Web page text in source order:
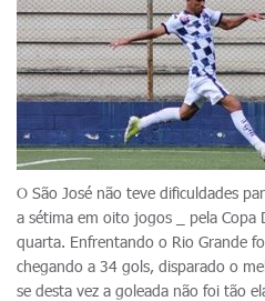
O São José não teve dificuldades
a sétima em oito jogos _ pela Copa
quarta. Enfrentando o Rio Grande
chegando a 34 gols, disparado o
se desta vez a goleada não foi tão